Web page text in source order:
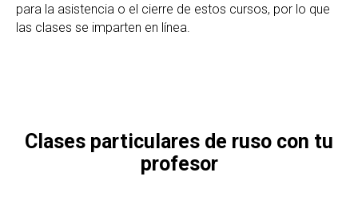
para la asistencia o el cierre de estos cursos, por lo que
las clases se imparten en línea.
Clases particulares de ruso con tu
profesor